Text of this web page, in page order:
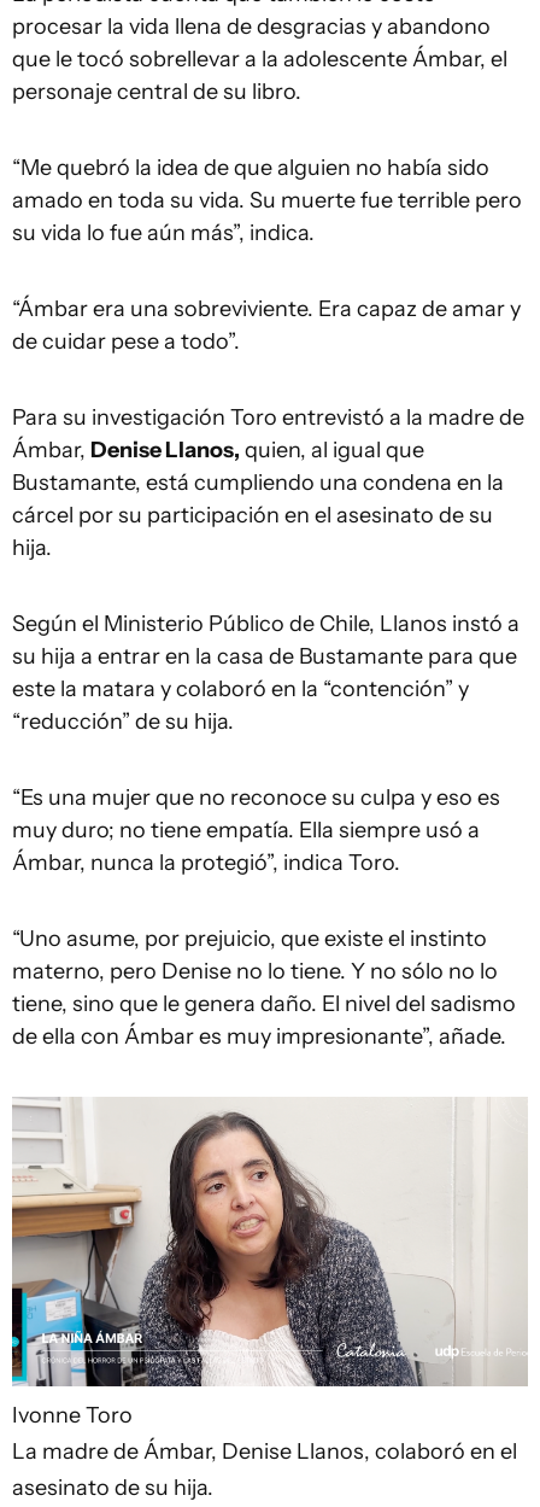
procesar la vida llena de desgracias y abandono
que le tocó sobrellevar a la adolescente Ámbar, el
personaje central de su libro.
“Me quebró la idea de que alguien no había sido
amado en toda su vida. Su muerte fue terrible pero
su vida lo fue aún más”, indica.
“Ámbar era una sobreviviente. Era capaz de amar y
de cuidar pese a todo”.
Para su investigación Toro entrevistó a la madre de
Ámbar, Denise Llanos, quien, al igual que
Bustamante, está cumpliendo una condena en la
cárcel por su participación en el asesinato de su
hija.
Según el Ministerio Público de Chile, Llanos instó a
su hija a entrar en la casa de Bustamante para que
este la matara y colaboró en la “contención” y
“reducción” de su hija.
“Es una mujer que no reconoce su culpa y eso es
muy duro; no tiene empatía. Ella siempre usó a
Ámbar, nunca la protegió”, indica Toro.
“Uno asume, por prejuicio, que existe el instinto
materno, pero Denise no lo tiene. Y no sólo no lo
tiene, sino que le genera daño. El nivel del sadismo
de ella con Ámbar es muy impresionante”, añade.
Ivonne Toro
La madre de Ámbar, Denise Llanos, colaboró en el
asesinato de su hija.